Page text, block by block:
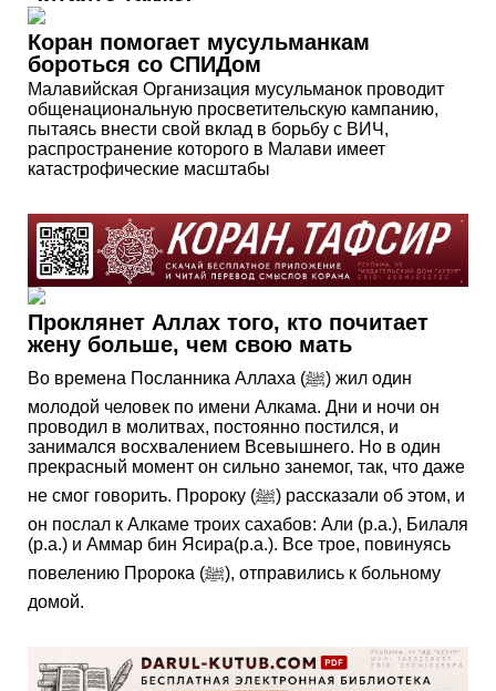
Коран помогает мусульманкам
бороться со СПИДом
Малавийская Организация мусульманок проводит
общенациональную просветительскую кампанию,
пытаясь внести свой вклад в борьбу с ВИЧ,
распространение которого в Малави имеет
катастрофические масштабы
Проклянет Аллах того, кто почитает
жену больше, чем свою мать
Во времена Посланника Аллаха (ﷺ) жил один
молодой человек по имени Алкама. Дни и ночи он
проводил в молитвах, постоянно постился, и
занимался восхвалением Всевышнего. Но в один
прекрасный момент он сильно занемог, так, что даже
не смог говорить. Пророку (ﷺ) рассказали об этом, и
он послал к Алкаме троих сахабов: Али (р.а.), Билаля
(р.а.) и Аммар бин Ясира(р.а.). Все трое, повинуясь
повелению Пророка (ﷺ), отправились к больному
домой.